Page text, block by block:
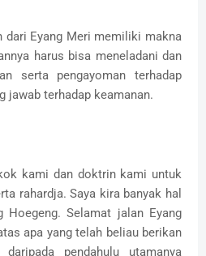
dari Eyang Meri memiliki makna
harus bisa meneladani dan
serta pengayoman terhadap
jawab terhadap keamanan.
kami dan doktrin kami untuk
rahardja. Saya kira banyak hal
Hoegeng. Selamat jalan Eyang
apa yang telah beliau berikan
pendahulu utamanya